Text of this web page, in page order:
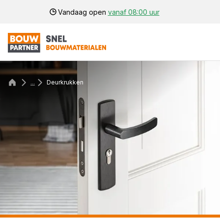
Vandaag open vanaf 08:00 uur
... Deurkrukken